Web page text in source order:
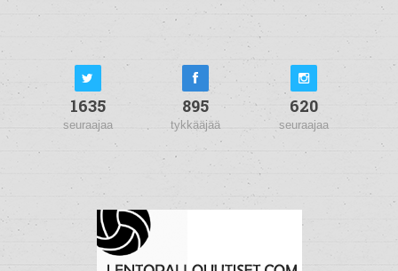
1635
seuraajaa
895
tykkääjää
620
seuraajaa